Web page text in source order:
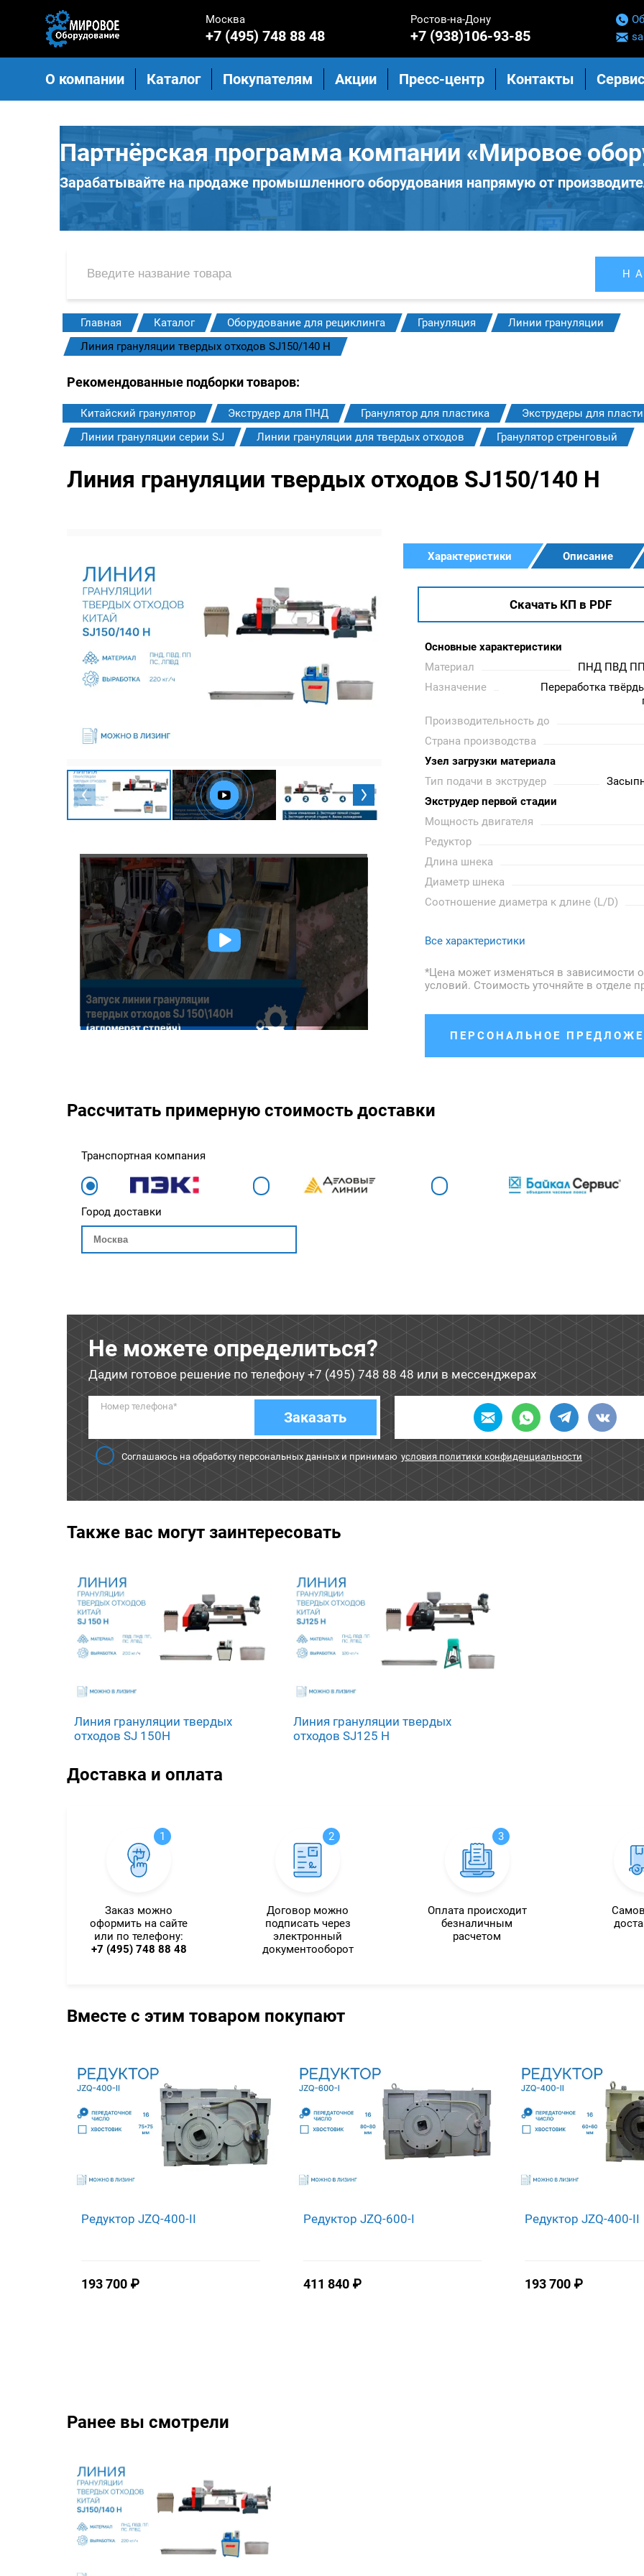
Москва
+7 (495) 748 88 48
Ростов-на-Дону
+7 (938)106-93-85
О компании Каталог Покупателям Акции Пресс-центр Контакты
Партнёрская программа компании «Мировое
Зарабатывайте на продаже промышленного оборудования напрямую от
Главная Каталог Оборудование для рециклинга Грануляция
Линии грануляции
Линия грануляции твердых отходов SJ150/140 H
Рекомендованные подборки товаров:
Китайский гранулятор Экструдер для ПНД Гранулятор для пластика
Экструдеры для
Линии грануляции серии SJ
Линии грануляции для твердых отходов Гранулятор стренговый
Линия грануляции твердых отходов SJ150/140 H
Характеристики Описание
Скачать КП в PDF
Основные характеристики
Материал
ПНД ПВД
Назначение
Переработка
Производительность до
Страна производства
Узел загрузки материала
Тип подачи в экструдер
Экструдер первой стадии
Мощность двигателя
Редуктор
Длина шнека
Диаметр шнека
Соотношение диаметра к длине (L/D)
Все характеристики
*Цена может изменяться в зависимости
условий. Стоимость уточняйте в отделе
ПЕРСОНАЛЬНОЕ
Рассчитать примерную стоимость доставки
Транспортная компания
Город доставки
Не можете определиться?
Дадим готовое решение по телефону +7 (495) 748 88 48 или в мессенджерах
Номер телефона*
Заказать
Соглашаюсь на обработку персональных данных и принимаю условия политики конфиденциальности
Также вас могут заинтересовать
Линия грануляции твердых
отходов SJ 150H
Линия грануляции твердых
отходов SJ125 Н
Доставка и оплата
1
Заказ можно
оформить на сайте
или по телефону:
+7 (495) 748 88 48
2
Договор можно
подписать через
электронный
документооборот
3
Оплата происходит
безналичным
расчетом
Вместе с этим товаром покупают
Редуктор JZQ-400-II
193 700 ₽
Редуктор JZQ-600-I
411 840₽
Редуктор JZQ-400-II
193 700 ₽
Ранее вы смотрели